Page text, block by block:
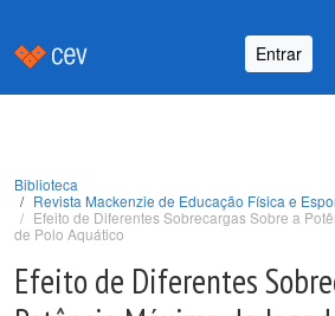
Entrar
Biblioteca
Revista Mackenzie de Educação Física e
Efeito de Diferentes Sobrecargas Sobre a
de Polo Aquático
Efeito de Diferentes